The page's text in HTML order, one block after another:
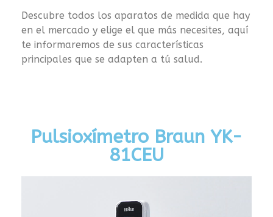
Descubre todos los aparatos de medida que hay
en el mercado y elige el que más necesites, aquí
te informaremos de sus características
principales que se adapten a tú salud.
Pulsioxímetro Braun YK-
81CEU